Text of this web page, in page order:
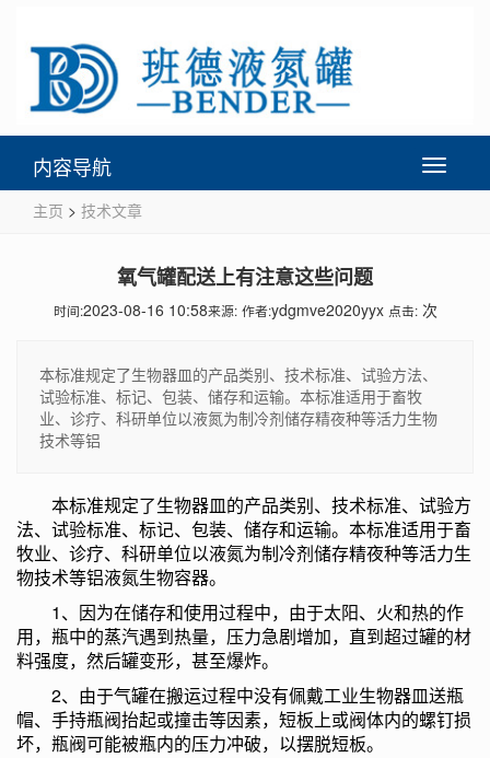
Toggle
内容导航
主页 > 技术文章
氧气罐配送上有注意这些问题
时间:2023-08-16 10:58来源: 作者:ydgmve2020yyx 点击: 次
本标准规定了生物器皿的产品类别、技术标准、试验方法、
试验标准、标记、包装、储存和运输。本标准适用于畜牧
业、诊疗、科研单位以液氮为制冷剂储存精夜种等活力生物
技术等铝
本标准规定了生物器皿的产品类别、技术标准、试验方
法、试验标准、标记、包装、储存和运输。本标准适用于畜
牧业、诊疗、科研单位以液氮为制冷剂储存精夜种等活力生
物技术等铝液氮生物容器。
1、因为在储存和使用过程中，由于太阳、火和热的作
用，瓶中的蒸汽遇到热量，压力急剧增加，直到超过罐的材
料强度，然后罐变形，甚至爆炸。
2、由于气罐在搬运过程中没有佩戴工业生物器皿送瓶
帽、手持瓶阀抬起或撞击等因素，短板上或阀体内的螺钉损
坏，瓶阀可能被瓶内的压力冲破，以摆脱短板。